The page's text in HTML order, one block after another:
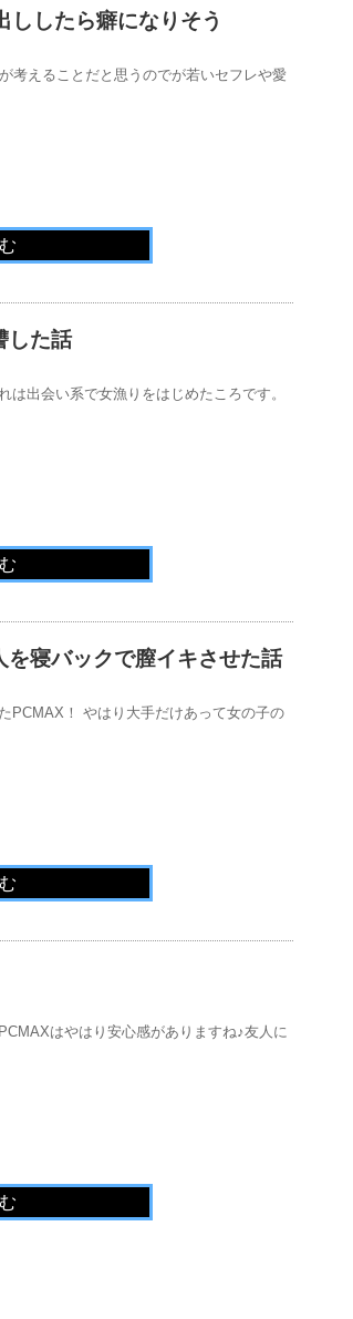
ししたら癖になりそう
考えることだと思うのでが若いセフレや愛
した話
出会い系で女漁りをはじめたころです。
寝バックで膣イキさせた話
PCMAX！ やはり大手だけあって女の子の
はやはり安心感がありますね♪友人に